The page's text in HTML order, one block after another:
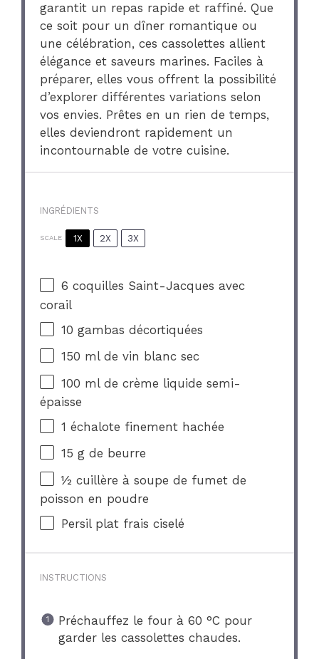
garantit un repas rapide et raffiné. Que
ce soit pour un dîner romantique ou
une célébration, ces cassolettes allient
élégance et saveurs marines. Faciles à
préparer, elles vous offrent la possibilité
d’explorer différentes variations selon
vos envies. Prêtes en un rien de temps,
elles deviendront rapidement un
incontournable de votre cuisine.
INGRÉDIENTS
SCALE 1X 2X 3X
6 coquilles Saint-Jacques avec
corail
10 gambas décortiquées
150 ml de vin blanc sec
100 ml de crème liquide semi-
épaisse
1 échalote finement hachée
15 g de beurre
½ cuillère à soupe de fumet de
poisson en poudre
Persil plat frais ciselé
INSTRUCTIONS
Préchauffez le four à 60 °C pour
garder les cassolettes chaudes.